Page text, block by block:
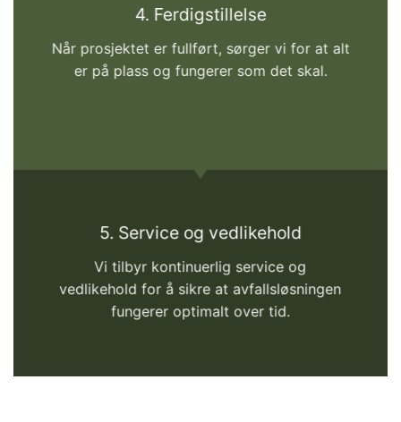
4. Ferdigstillelse
Når prosjektet er fullført, sørger vi for at alt
er på plass og fungerer som det skal.
5. Service og vedlikehold
Vi tilbyr kontinuerlig service og
vedlikehold for å sikre at avfallsløsningen
fungerer optimalt over tid.